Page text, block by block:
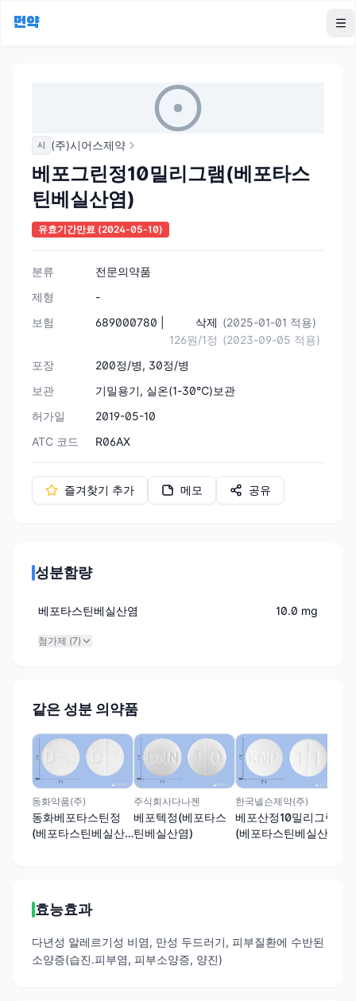
먼약
시 (주)시어스제약
베포그린정10밀리그램(베포타스
틴베실산염)
유효기간만료 (2024-05-10)
분류
전문의약품
제형
-
보험
689000780 | 삭제 (2025-01-01 적용)
126원/1정 (2023-09-05 적용)
포장
200정/병, 30정/병
보관
기밀용기, 실온(1-30℃)보관
허가일
2019-05-10
ATC 코드
R06AX
즐겨찾기 추가 메모 공유
성분함량
베포타스틴베실산염 10.0 mg
첨가제 (7)
같은 성분 의약품
동화약품(주)
동화베포타스틴정
(베포타스틴베실산
주식회사다나젠
베포텍정(베포타스
틴베실산염)
한국넬슨제약(주)
베포산정10밀리그램
(베포타스틴베실산
효능효과
다년성 알레르기성 비염, 만성 두드러기, 피부질환에 수반된
소양증(습진.피부염, 피부소양증, 양진)